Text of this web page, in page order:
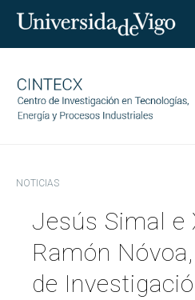
Investigación
Transferencia
Servicios
Ciencia y sociedad
NOTICIAS
Jesús Simal e
Ramón
de